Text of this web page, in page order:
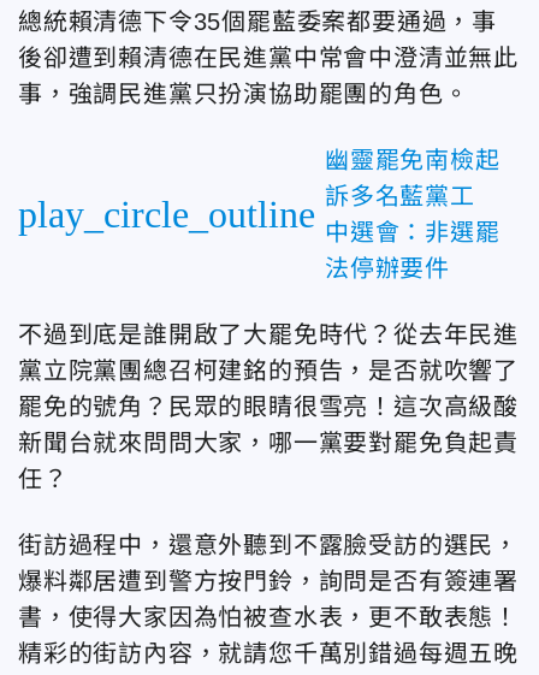
總統賴清德下令35個罷藍委案都要通過，事
後卻遭到賴清德在民進黨中常會中澄清並無此
事，強調民進黨只扮演協助罷團的角色。
play_circle_outline
幽靈罷免南檢起
訴多名藍黨工
中選會：非選罷
法停辦要件
不過到底是誰開啟了大罷免時代？從去年民進
黨立院黨團總召柯建銘的預告，是否就吹響了
罷免的號角？民眾的眼睛很雪亮！這次高級酸
新聞台就來問問大家，哪一黨要對罷免負起責
任？
街訪過程中，還意外聽到不露臉受訪的選民，
爆料鄰居遭到警方按門鈴，詢問是否有簽連署
書，使得大家因為怕被查水表，更不敢表態！
精彩的街訪內容，就請您千萬別錯過每週五晚